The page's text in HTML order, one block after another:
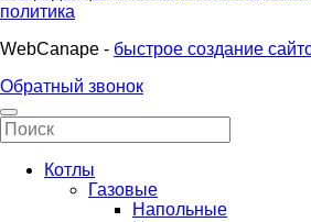
политика
WebCanape - быстрое создание
Обратный звонок
Котлы
Газовые
Напольные